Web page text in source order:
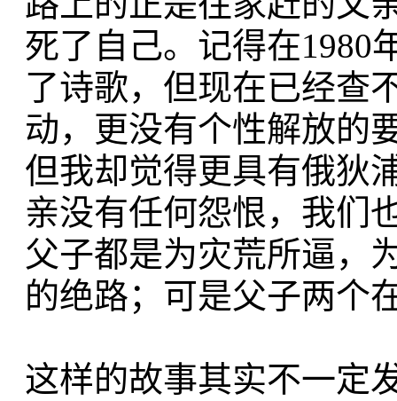
死了自己。记得在1980
了诗歌，但现在已经查
动，更没有个性解放的
但我却觉得更具有俄狄
亲没有任何怨恨，我们
父子都是为灾荒所逼，
的绝路；可是父子两个
这样的故事其实不一定